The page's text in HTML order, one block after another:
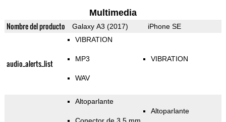
Multimedia
Nombre del producto Galaxy A3 (2017) iPhone SE
audio_alerts_list
VIBRATION
MP3
WAV
VIBRATION
Altoparlante
Altoparlante